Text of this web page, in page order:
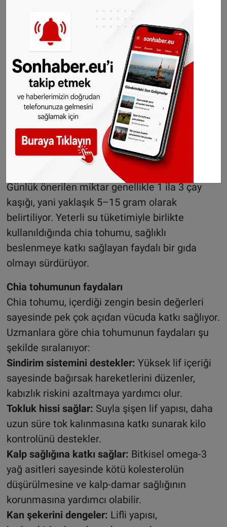
literatürde, chia tohumunun yemek borusunda
sıkıştığı ve ciddi ağrıya ya da boğulma riskine
neden olduğu vakalar da yer alıyor.
Güvenli tüketim için nelere dikkat edilmeli?
Uzmanlar, chia tohumunun mutlaka önceden
ıslatılarak tüketilmesini öneriyor. Bol miktarda
sıvı içinde 10–15 dakika bekletilmesi, jel
kıvamının oluşması için yeterli oluyor. Bu
aşamadan sonra tüketim güvenli kabul ediliyor.
Ayrıca aşırı tüketimden kaçınılması da önemli.
Günlük önerilen miktar genellikle 1 ila 3 çay
kaşığı, yani yaklaşık 5–15 gram olarak
belirtiliyor. Yeterli su tüketimiyle birlikte
kullanıldığında chia tohumu, sağlıklı
beslenmeye katkı sağlayan faydalı bir gıda
olmayı sürdürüyor.
Chia tohumunun faydaları
Chia tohumu, içerdiği zengin besin değerleri
sayesinde pek çok açıdan vücuda katkı sağlıyor.
Uzmanlara göre chia tohumunun faydaları şu
şekilde sıralanıyor:
Sindirim sistemini destekler: Yüksek lif içeriği
sayesinde bağırsak hareketlerini düzenler,
kabızlık riskini azaltmaya yardımcı olur.
Tokluk hissi sağlar: Suyla şişen lif yapısı, daha
uzun süre tok kalınmasına katkı sunarak kilo
kontrolünü destekler.
Kalp sağlığına katkı sağlar: Bitkisel omega-3
yağ asitleri sayesinde kötü kolesterolün
düşürülmesine ve kalp-damar sağlığının
korunmasına yardımcı olabilir.
Kan şekerini dengeler: Lifli yapısı,